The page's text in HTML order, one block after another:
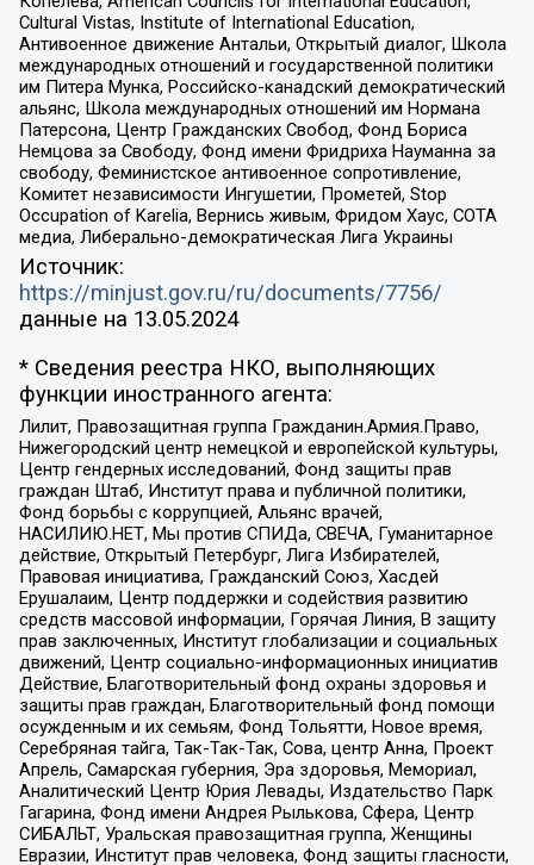
Cultural Vistas, Institute of International Education,
Антивоенное движение Антальи, Открытый диалог, Школа
международных отношений и государственной политики
им Питера Мунка, Российско-канадский демократический
альянс, Школа международных отношений им Нормана
Патерсона, Центр Гражданских Свобод, Фонд Бориса
Немцова за Свободу, Фонд имени Фридриха Науманна за
свободу, Феминистское антивоенное сопротивление,
Комитет независимости Ингушетии, Прометей, Stop
Occupation of Karelia, Вернись живым, Фридом Хаус, СОТА
медиа, Либерально-демократическая Лига Украины
Источник:
https://minjust.gov.ru/ru/documents/7756/
данные на 13.05.2024
* Сведения реестра НКО, выполняющих
функции иностранного агента:
Лилит, Правозащитная группа Гражданин.Армия.Право,
Нижегородский центр немецкой и европейской культуры,
Центр гендерных исследований, Фонд защиты прав
граждан Штаб, Институт права и публичной политики,
Фонд борьбы с коррупцией, Альянс врачей,
НАСИЛИЮ.НЕТ, Мы против СПИДа, СВЕЧА, Гуманитарное
действие, Открытый Петербург, Лига Избирателей,
Правовая инициатива, Гражданский Союз, Хасдей
Ерушалаим, Центр поддержки и содействия развитию
средств массовой информации, Горячая Линия, В защиту
прав заключенных, Институт глобализации и социальных
движений, Центр социально-информационных инициатив
Действие, Благотворительный фонд охраны здоровья и
защиты прав граждан, Благотворительный фонд помощи
осужденным и их семьям, Фонд Тольятти, Новое время,
Серебряная тайга, Так-Так-Так, Сова, центр Анна, Проект
Апрель, Самарская губерния, Эра здоровья, Мемориал,
Аналитический Центр Юрия Левады, Издательство Парк
Гагарина, Фонд имени Андрея Рылькова, Сфера, Центр
СИБАЛЬТ, Уральская правозащитная группа, Женщины
Евразии, Институт прав человека, Фонд защиты гласности,